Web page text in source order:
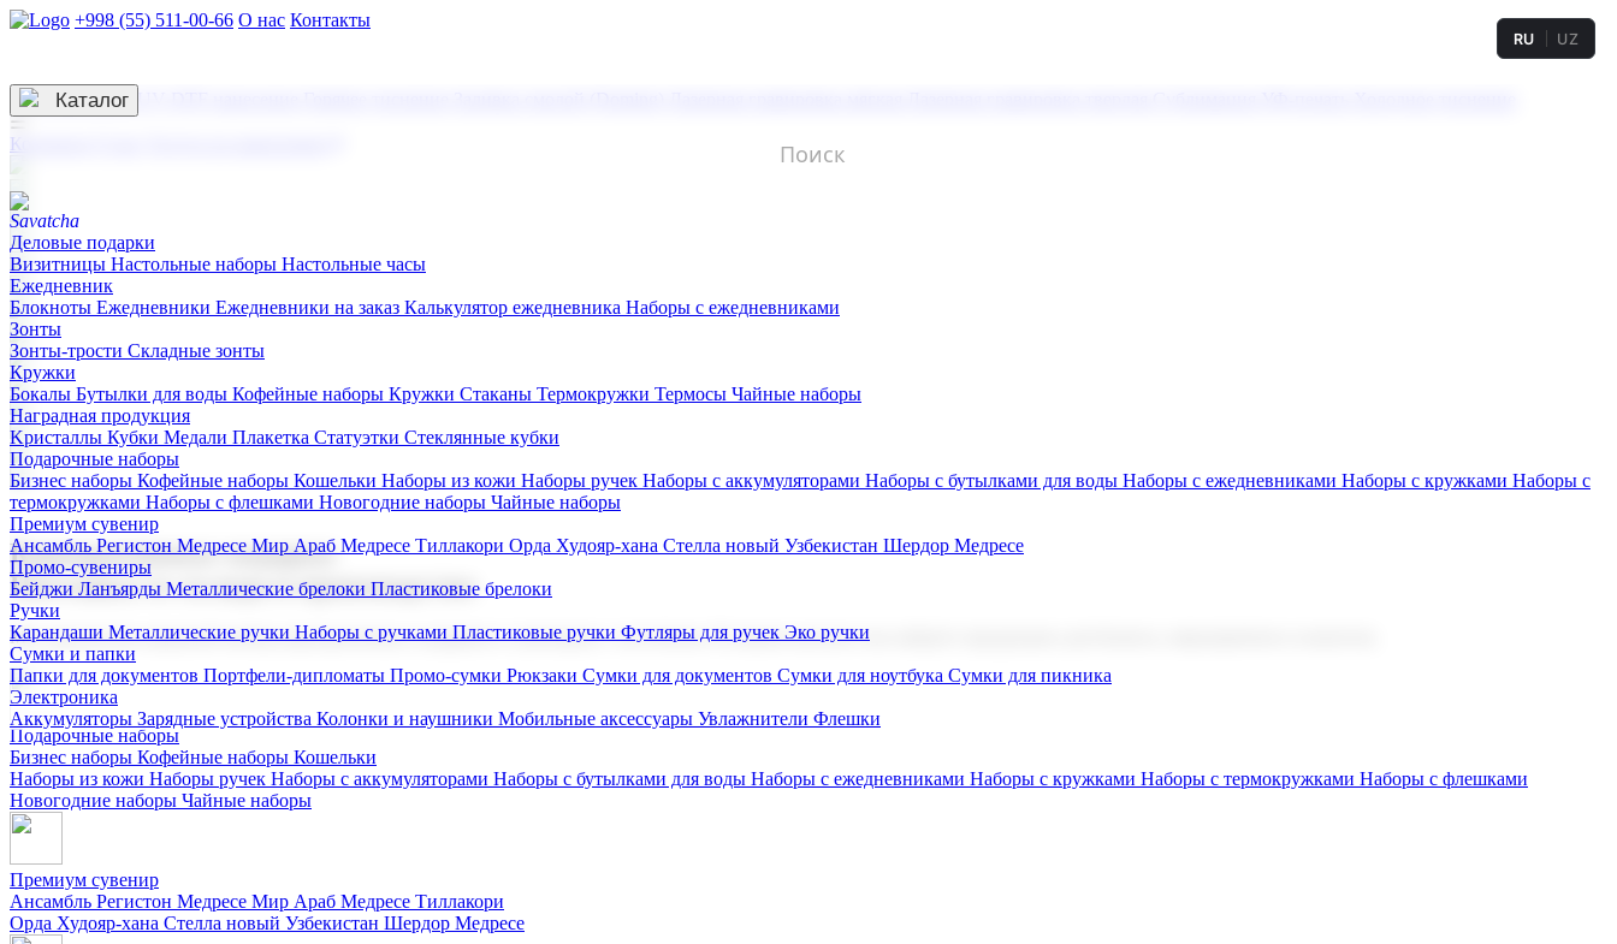
+998 (55) 511-00-66 О нас Контакты
3D гравировка
RU UZ
☰
Контакты
Каталог
Деловые подарки
Визитницы Настольные наборы Настольные часы
Ежедневник
Блокноты Ежедневники Ежедневники на заказ Калькулятор ежедневника Наборы с ежедневниками
Зонты
Зонты-трости Складные зонты
Кружки
Бокалы Бутылки для воды Кофейные наборы Кружки Стаканы Термокружки Термосы Чайные наборы
Наградная продукция
Kристаллы Кубки Медали Плакетка Статуэтки Стеклянные кубки
Подарочные наборы
Бизнес наборы Кофейные наборы Кошельки Наборы из кожи Наборы ручек Наборы с аккумуляторами Наборы с бутылками для воды Наборы с ежедневниками Наборы с кружками Наборы с
термокружками Наборы с флешками Новогодние наборы Чайные наборы
Премиум сувенир
Ансамбль Регистон Медресе Мир Араб Медресе Тиллакори Орда Худояр-хана Стелла новый Узбекистан Шердор Медресе
Промо-сувениры
Бейджи Ланъярды Металлические брелоки Пластиковые брелоки
Ручки
Карандаши Металлические ручки Наборы с ручками Пластиковые ручки Футляры для ручек Эко ручки
Сумки и папки
Папки для документов Портфели-дипломаты Промо-сумки Рюкзаки Сумки для документов Сумки для ноутбука Сумки для пикника
Электроника
Аккумуляторы Зарядные устройства Колонки и наушники Мобильные аксессуары Увлажнители Флешки
Корпоративные подарки
Поставка со склада и производство
Мы предлагаем широкий выбор корпоративных подарков и сувениров с логотипом. В нашем каталоге вы найдете продукцию для бизнеса, мероприятия и клиентов.
Подарочные наборы
Бизнес наборы Кофейные наборы Кошельки
Наборы из кожи Наборы ручек Наборы с аккумуляторами Наборы с бутылками для воды Наборы с ежедневниками Наборы с кружками Наборы с термокружками Наборы с флешками
Новогодние наборы Чайные наборы
Премиум сувенир
Ансамбль Регистон Медресе Мир Араб Медресе Тиллакори
Орда Худояр-хана Стелла новый Узбекистан Шердор Медресе